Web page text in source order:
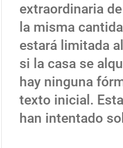
extraordinaria
la misma
estará limitada
si la casa se
hay ninguna
texto inicial.
han intentado